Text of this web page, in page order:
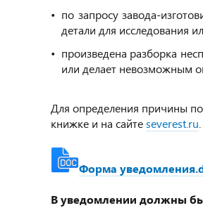
по запросу завода-
детали для исследования
произведена разборка
или делает невозможным
Для определения причины
книжке и на сайтеseverest.ru
Форма
В уведомлении должны